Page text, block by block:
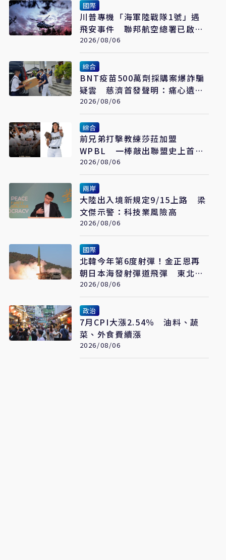
國際
川普專機「海軍陸戰隊1號」遇
飛安事件 聯邦航空總署已啟動
調查
2026/08/06
綜合
BNT疫苗500萬劑採購案爆詐騙
疑雲 慈濟首發聲明：痛心遺
憾 配合司法將追究權益
2026/08/06
綜合
前兄弟打擊教練莎菈加盟
WPBL 一棒敲出聯盟史上首支
滿貫砲
2026/08/06
兩岸
大陸出入境新規定9/15上路 梁
文傑示警：科技業風險高
2026/08/06
國際
北韓今年第6度射彈！金正恩再
朝日本海發射彈道飛彈 東北亞
局勢再升溫
2026/08/06
政治
7月CPI大漲2.54％ 油料、蔬
菜、外食費續漲
2026/08/06